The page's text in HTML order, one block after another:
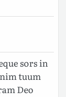
sors in
tuum
Deo